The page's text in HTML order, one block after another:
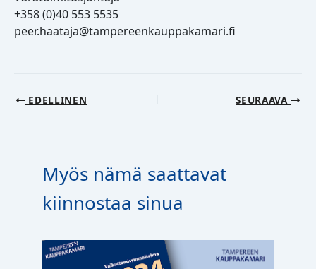
+358 (0)40 553 5535
peer.haataja@tampereenkauppakamari.fi
EDELLINEN SEURAAVA
Myös nämä saattavat
kiinnostaa sinua